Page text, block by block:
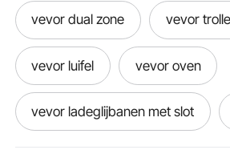
vevor dual zone vevor
vevor luifel vevor oven
vevor ladeglijbanen met slot